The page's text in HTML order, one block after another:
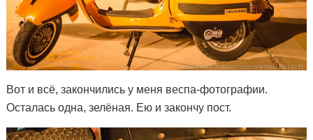
Вот и всё, закончились у меня веспа-фотографии.
Осталась одна, зелёная. Ею и закончу пост.